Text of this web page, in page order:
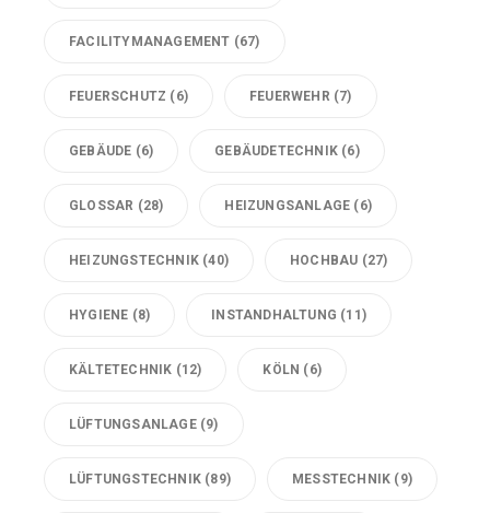
FACILITYMANAGEMENT (67)
FEUERSCHUTZ (6) FEUERWEHR (7)
GEBÄUDE (6) GEBÄUDETECHNIK (6)
GLOSSAR (28) HEIZUNGSANLAGE (6)
HEIZUNGSTECHNIK (40) HOCHBAU (27)
HYGIENE (8) INSTANDHALTUNG (11)
KÄLTETECHNIK (12) KÖLN (6)
LÜFTUNGSANLAGE(9)
LÜFTUNGSTECHNIK (89) MESSTECHNIK (9)